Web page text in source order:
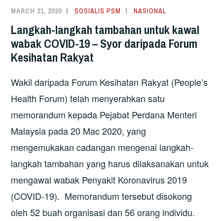
MENGHADAPI
PANDEMIK
GLOBAL
MARCH 21, 2020 SOSIALIS PSM NASIONAL
Langkah-langkah tambahan untuk kawal
wabak COVID-19 – Syor daripada Forum
Kesihatan Rakyat
Wakil daripada Forum Kesihatan Rakyat (People’s
Health Forum) telah menyerahkan satu
memorandum kepada Pejabat Perdana Menteri
Malaysia pada 20 Mac 2020, yang
mengemukakan cadangan mengenai langkah-
langkah tambahan yang harus dilaksanakan untuk
mengawal wabak Penyakit Koronavirus 2019
(COVID-19). Memorandum tersebut disokong
oleh 52 buah organisasi dan 56 orang individu.